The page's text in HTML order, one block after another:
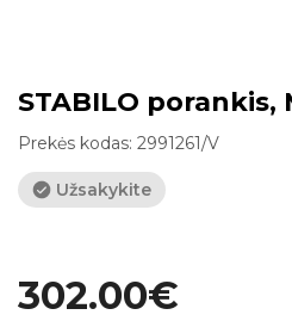
STABILO porankis,
Prekės kodas: 2991261/V
Užsakykite
302.00€